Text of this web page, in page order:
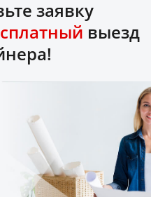
заявку
выезд